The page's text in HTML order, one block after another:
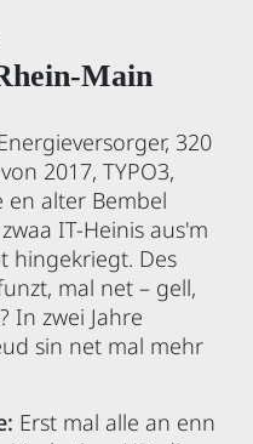
Main
320
2017, TYPO3,
alter Bembel
IT-Heinis aus'm
hingekriegt. Des
mal net – gell,
In zwei Jahre
sin net mal mehr
Erst mal alle an enn